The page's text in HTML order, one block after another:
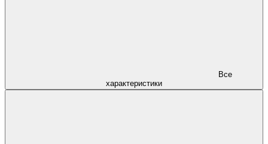
характеристики